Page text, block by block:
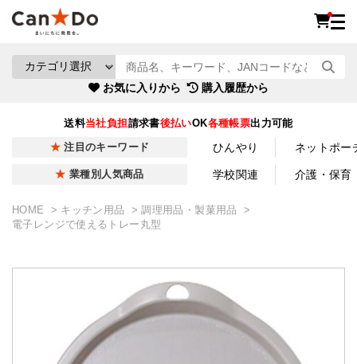
お気に入りから 購入履歴から
送料当社負担請求書後払いOK各種帳票出力可能
注目のキーワード ひんやり ネットポー
業種別人気商品 学校関連 介護・保育
HOME キッチン用品
調理用品・製菓用品
電子レンジで使えるトレー丸型